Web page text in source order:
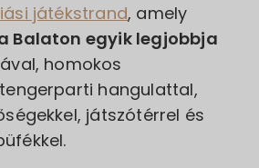
játékstrand, amely
Balaton egyik legjobbja
homokos
hangulattal,
játszótérrel és